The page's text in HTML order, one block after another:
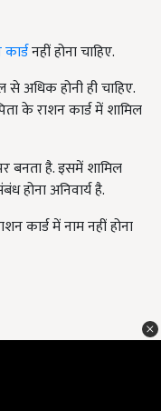
नहीं होना चाहिए.
से अधिक होनी ही चाहिए.
के राशन कार्ड में शामिल
बनता है. इसमें शामिल
होना अनिवार्य है.
कार्ड में नाम नहीं होना